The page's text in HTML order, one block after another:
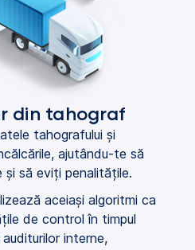
din tahograf
tahografului și
ajutându-te să
și să eviți penalitățile.
aceiași algoritmi ca
de control în timpul
interne,